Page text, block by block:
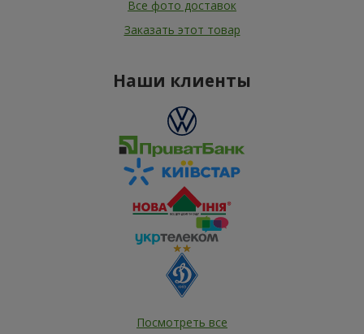
Все фото доставок
Заказать этот товар
Наши клиенты
Посмотреть все